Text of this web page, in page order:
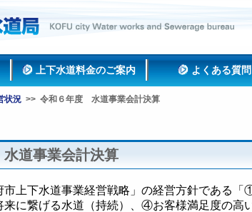
上下水道料金のご案内 よくある質問
状況 >> 令和６年度 水道事業会計決算
道事業会計決算
市上下水道事業経営戦略」の経営方針である
に繋げる水道（持続）、④お客様満足度の高